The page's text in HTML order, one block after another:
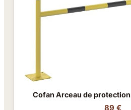
Cofan Arceau de
89 €